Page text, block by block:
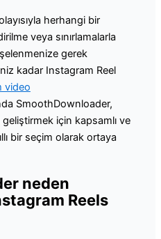
herhangi bir
veya sınırlamalarla
gerek
kadar Instagram Reel
video
SmoothDownloader,
için kapsamlı ve
bir seçim olarak ortaya
neden
Reels